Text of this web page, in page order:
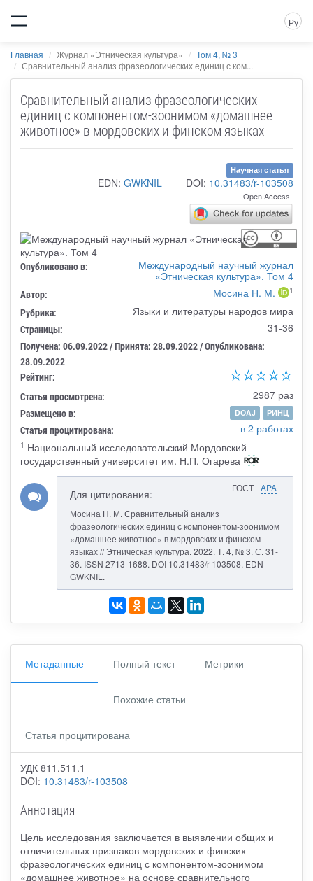
Ру
Главная Журнал «Этническая культура»
Том 4, № 3
Сравнительный анализ фразеологических единиц с ком...
Сравнительный анализ фразеологических
единиц с компонентом-зоонимом «домашнее
животное» в мордовских и финском языках
Научная статья
EDN: GWKNIL DOI: 10.31483/r-103508
Open Access
Опубликовано в:
Международный научный журнал
«Этническая культура». Том 4
Автор: Мосина Н. М. 1
Рубрика: Языки и литературы народов мира
Страницы: 31-36
Получена: 06.09.2022 / Принята: 28.09.2022 / Опубликована:
28.09.2022
Рейтинг:
Статья просмотрена:
2987 раз
Размещено в: DOAJ РИНЦ
Статья процитирована: в 2 работах
1 Национальный исследовательский Мордовский
государственный университет им. Н.П. Огарева
ГОСТ APA
Для цитирования:
Мосина Н. М. Сравнительный анализ
фразеологических единиц с компонентом-зоонимом
«домашнее животное» в мордовских и финском
языках // Этническая культура. 2022. Т. 4, № 3. С. 31-
36. ISSN 2713-1688. DOI 10.31483/r-103508. EDN
GWKNIL.
Метаданные Полный текст Метрики
Похожие статьи
Статья процитирована
УДК 811.511.1
DOI: 10.31483/r-103508
Аннотация
Цель исследования заключается в выявлении общих и
отличительных признаков мордовских и финских
фразеологических единиц с компонентом-зоонимом
«домашнее животное» на основе сравнительного